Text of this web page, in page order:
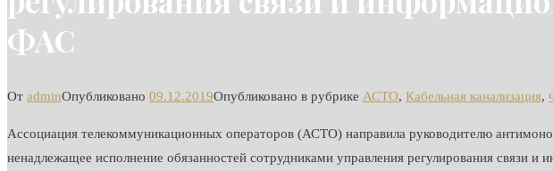
ФАС
От adminОпубликовано 09.12.2019Опубликовано в рубрике АСТО, Кабельная канализация,
Ассоциация телекоммуникационных операторов (АСТО) направила руководителю
ненадлежащее исполнение обязанностей сотрудниками управления регулирования связи